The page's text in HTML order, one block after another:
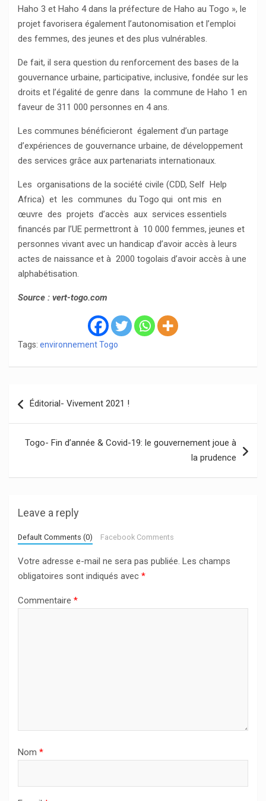
Haho 3 et Haho 4 dans la préfecture de Haho au Togo », le
projet favorisera également l’autonomisation et l’emploi
des femmes, des jeunes et des plus vulnérables.
De fait, il sera question du renforcement des bases de la
gouvernance urbaine, participative, inclusive, fondée sur les
droits et l’égalité de genre dans la commune de Haho 1 en
faveur de 311 000 personnes en 4 ans.
Les communes bénéficieront également d’un partage
d’expériences de gouvernance urbaine, de développement
des services grâce aux partenariats internationaux.
Les organisations de la société civile (CDD, Self Help
Africa) et les communes du Togo qui ont mis en
œuvre des projets d’accès aux services essentiels
financés par l’UE permettront à 10 000 femmes, jeunes et
personnes vivant avec un handicap d’avoir accès à leurs
actes de naissance et à 2000 togolais d’avoir accès à une
alphabétisation.
Source : vert-togo.com
Tags: environnement Togo
de
Éditorial- Vivement 2021 !
Togo- Fin d’année & Covid-19: le gouvernement joue à
la prudence
Leave a reply
Default Comments (0) Facebook Comments
Votre adresse e-mail ne sera pas publiée. Les champs
obligatoires sont indiqués avec *
Commentaire *
Nom *